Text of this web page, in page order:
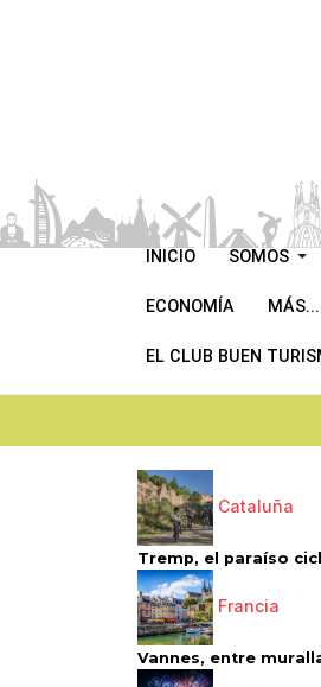
INICIO SOMOS
ECONOMÍA MÁS...
EL CLUB BUEN
Cataluña
Tremp, el paraíso
Francia
Vannes, entre